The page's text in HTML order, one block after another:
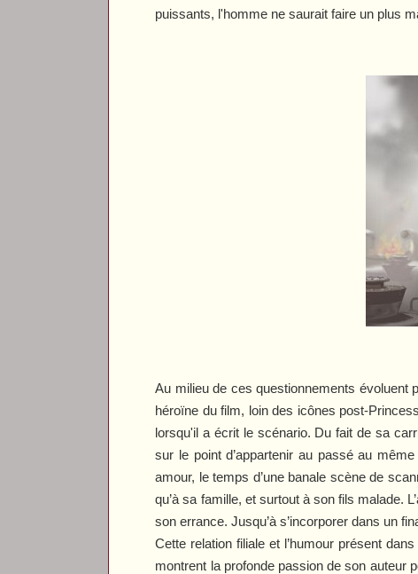
puissants, l'homme ne saurait faire un plus
Au milieu de ces questionnements évoluent
héroïne du film, loin des icônes post-
lorsqu'il a écrit le scénario. Du fait de sa
sur le point d’appartenir au passé au
amour, le temps d’une banale scène de
qu’à sa famille, et surtout à son fils malade.
son errance. Jusqu’à s’incorporer dans un
Cette relation filiale et l’humour présent dans
montrent la profonde passion de son auteur